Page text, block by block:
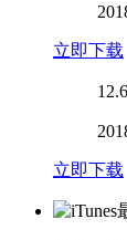
立即下载
立即下载